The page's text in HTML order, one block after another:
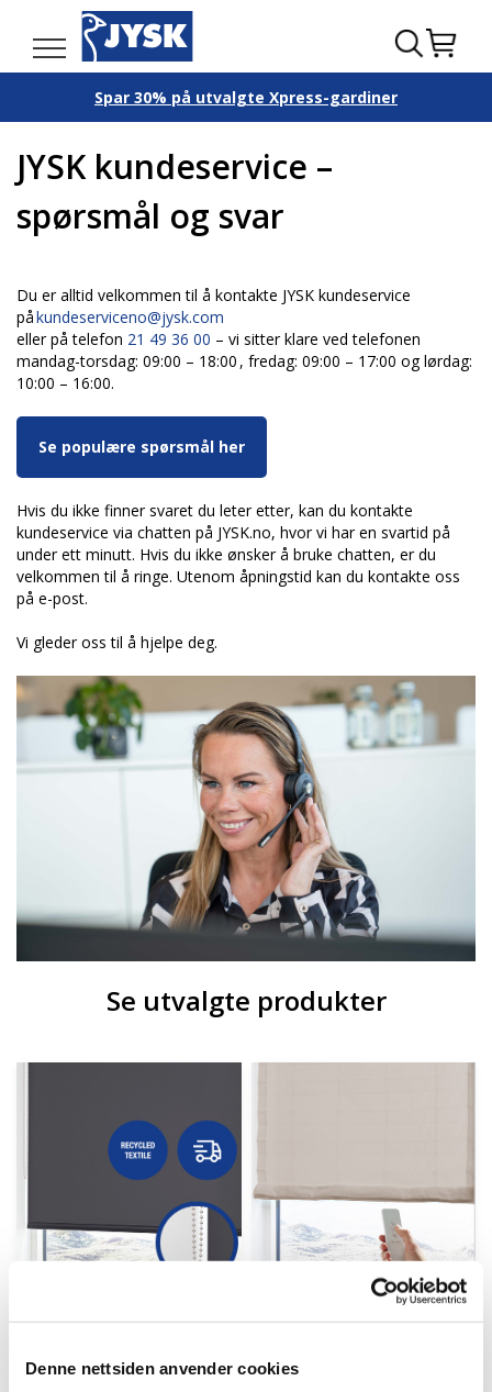
Denne nettsiden anvender cookies
Spar 30% på utvalgte Xpress-gardiner
JYSK kundeservice –
spørsmål og svar
Du er alltid velkommen til å kontakte JYSK kundeservice
påkundeserviceno@jysk.com
eller på telefon 21 49 36 00 – vi sitter klare ved telefonen
mandag-torsdag: 09:00 – 18:00 , fredag: 09:00 – 17:00 og lørdag:
10:00 – 16:00.
Se populære spørsmål her
Hvis du ikke finner svaret du leter etter, kan du kontakte
kundeservice via chatten på JYSK.no, hvor vi har en svartid på
under ett minutt. Hvis du ikke ønsker å bruke chatten, er du
velkommen til å ringe. Utenom åpningstid kan du kontakte oss
på e-post.
Vi gleder oss til å hjelpe deg.
Se utvalgte produkter
Xpress rullegardin
Liftgardin m/motor